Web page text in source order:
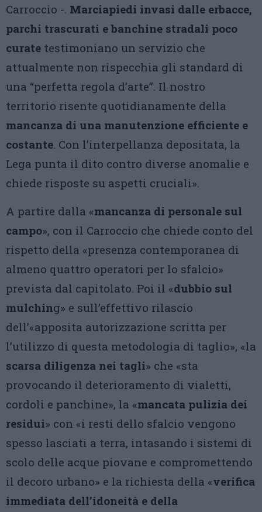
Carroccio -. Marciapiedi invasi dalle erbacce,
parchi trascurati e banchine stradali poco
curate testimoniano un servizio che
attualmente non rispecchia gli standard di
una “perfetta regola d’arte”. Il nostro
territorio risente quotidianamente della
mancanza di una manutenzione efficiente e
costante. Con l’interpellanza depositata, la
Lega punta il dito contro diverse anomalie e
chiede risposte su aspetti cruciali».
A partire dalla «mancanza di personale sul
campo», con il Carroccio che chiede conto del
rispetto della «presenza contemporanea di
almeno quattro operatori per lo sfalcio»
prevista dal capitolato. Poi il «dubbio sul
mulching» e sull’effettivo rilascio
dell’«apposita autorizzazione scritta per
l’utilizzo di questa metodologia di taglio», «la
scarsa diligenza nei tagli» che «sta
provocando il deterioramento di vialetti,
cordoli e panchine», la «mancata pulizia dei
residui» con «i resti dello sfalcio vengono
spesso lasciati a terra, intasando i sistemi di
scolo delle acque piovane e compromettendo
il decoro urbano» e la richiesta della «verifica
immediata dell’idoneità e della